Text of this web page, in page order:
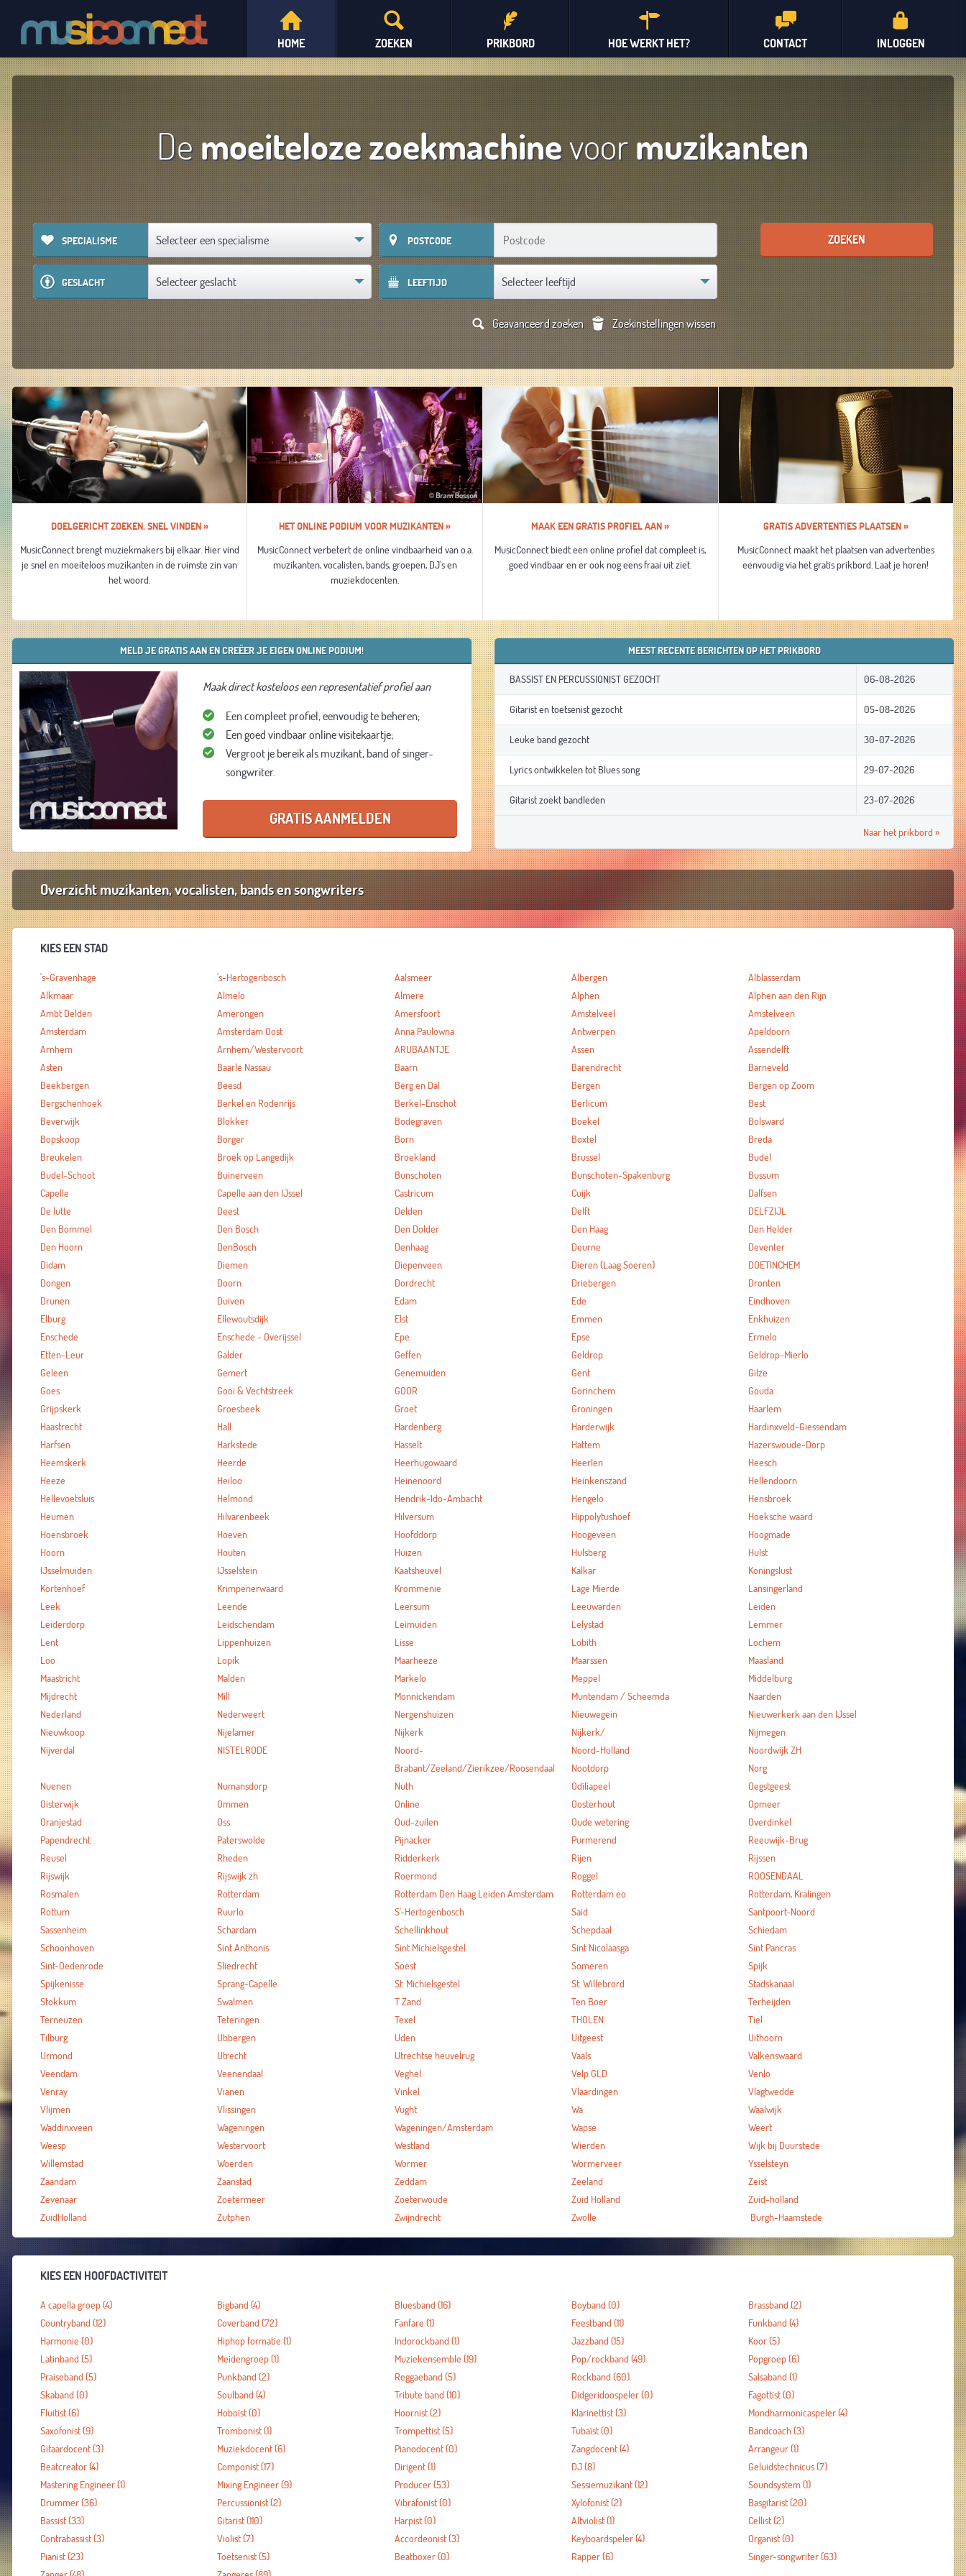
INLOGGEN
CONTACT
HOE WERKT HET?
PRIKBORD
ZOEKEN
HOME
Demoeiteloze zoekmachinevoormuzikanten
SPECIALISME Selecteer een specialisme POSTCODE
GESLACHT Selecteer geslacht LEEFTIJD Selecteer leeftijd
Zoekinstellingen wissen
Geavanceerd zoeken
DOELGERICHT ZOEKEN, SNEL VINDEN »
MusicConnect brengt muziekmakers bij elkaar. Hier vind
je snel en moeiteloos muzikanten in de ruimste zin van
het woord.
HET ONLINE PODIUM VOOR MUZIKANTEN »
MusicConnect verbetert de online vindbaarheid van o.a.
muzikanten, vocalisten, bands, groepen, DJ's en
muziekdocenten.
MAAK EEN GRATIS PROFIEL AAN »
MusicConnect biedt een online profiel dat compleet is,
goed vindbaar en er ook nog eens fraai uit ziet.
GRATIS ADVERTENTIES PLAATSEN »
MusicConnect maakt het plaatsen van advertenties
eenvoudig via het gratis prikbord. Laat je horen!
MELD JE GRATIS AAN EN CREËER JE EIGEN ONLINE PODIUM!
Maak direct kosteloos een representatief profiel aan
Een compleet profiel, eenvoudig te beheren;
Een goed vindbaar online visitekaartje;
Vergroot je bereik als muzikant, band of singer-
songwriter.
GRATIS AANMELDEN
MEEST RECENTE BERICHTEN OP HET PRIKBORD
BASSIST EN PERCUSSIONIST GEZOCHT 06-08-2026
Gitarist en toetsenist gezocht 05-08-2026
Leuke band gezocht 30-07-2026
Lyrics ontwikkelen tot Blues song 29-07-2026
Gitarist zoekt bandleden 23-07-2026
Naar het prikbord »
Overzicht muzikanten, vocalisten, bands en songwriters
KIES EEN STAD
's-Gravenhage 's-Hertogenbosch Aalsmeer Albergen
Alblasserdam
Alkmaar
Almelo Almere Alphen
Alphen aan den Rijn
Ambt Delden
Amerongen Amersfoort Amstelveel
Amstelveen
Amsterdam
Amsterdam Oost Anna Paulowna Antwerpen
Apeldoorn
Arnhem
Arnhem/Westervoort ARUBAANTJE Assen
Assendelft
Asten
Baarle Nassau Baarn Barendrecht
Barneveld
Beekbergen
Beesd Berg en Dal Bergen
Bergen op Zoom
Bergschenhoek
Berkel en Rodenrijs Berkel-Enschot Berlicum
Best
Beverwijk
Blokker Bodegraven Boekel
Bolsward
Bopskoop
Borger Born Boxtel
Breda
Breukelen
Broek op Langedijk Broekland Brussel
Budel
Budel-Schoot
Buinerveen Bunschoten Bunschoten-Spakenburg
Bussum
Capelle
Capelle aan den IJssel Castricum Cuijk
Dalfsen
De lutte
Deest Delden Delft
DELFZIJL
Den Bommel
Den Bosch Den Dolder Den Haag
Den Helder
Den Hoorn
DenBosch Denhaag Deurne
Deventer
Didam
Diemen Diepenveen Dieren (Laag Soeren)
DOETINCHEM
Dongen
Doorn Dordrecht Driebergen
Dronten
Drunen
Duiven Edam Ede
Eindhoven
Elburg
Ellewoutsdijk Elst Emmen
Enkhuizen
Enschede
Enschede - Overijssel Epe Epse
Ermelo
Etten-Leur
Galder Geffen Geldrop
Geldrop-Mierlo
Geleen
Gemert Genemuiden Gent
Gilze
Goes
Gooi & Vechtstreek GOOR Gorinchem
Gouda
Grijpskerk
Groesbeek Groet Groningen
Haarlem
Haastrecht
Hall Hardenberg Harderwijk
Hardinxveld-Giessendam
Harfsen
Harkstede Hasselt Hattem
Hazerswoude-Dorp
Heemskerk
Heerde Heerhugowaard Heerlen
Heesch
Heeze
Heiloo Heinenoord Heinkenszand
Hellendoorn
Hellevoetsluis
Helmond Hendrik-Ido-Ambacht Hengelo
Hensbroek
Heumen
Hilvarenbeek Hilversum Hippolytushoef
Hoeksche waard
Hoensbroek
Hoeven Hoofddorp Hoogeveen
Hoogmade
Hoorn
Houten Huizen Hulsberg
Hulst
IJsselmuiden
IJsselstein Kaatsheuvel Kalkar
Koningslust
Kortenhoef
Krimpenerwaard Krommenie Lage Mierde
Lansingerland
Leek
Leende Leersum Leeuwarden
Leiden
Leiderdorp
Leidschendam Leimuiden Lelystad
Lemmer
Lent
Lippenhuizen Lisse Lobith
Lochem
Loo
Lopik Maarheeze Maarssen
Maasland
Maastricht
Malden Markelo Meppel
Middelburg
Mijdrecht
Mill Monnickendam Muntendam / Scheemda
Naarden
Nederland
Nederweert Nergenshuizen Nieuwegein
Nieuwerkerk aan den IJssel
Nieuwkoop
Nijelamer Nijkerk Nijkerk/
Nijmegen
Nijverdal
NISTELRODE
Noord-
Brabant/Zeeland/Zierikzee/Roosendaal
Noord-Holland
Noordwijk ZH
Nootdorp
Norg
Nuenen
Numansdorp Nuth Odiliapeel
Oegstgeest
Oisterwijk
Ommen Online Oosterhout
Opmeer
Oranjestad
Oss Oud-zuilen Oude wetering
Overdinkel
Papendrecht
Paterswolde Pijnacker Purmerend
Reeuwijk-Brug
Reusel
Rheden Ridderkerk Rijen
Rijssen
Rijswijk
Rijswijk zh Roermond Roggel
ROOSENDAAL
Rosmalen
Rotterdam Rotterdam Den Haag Leiden Amsterdam Rotterdam eo
Rotterdam, Kralingen
Rottum
Ruurlo S'-Hertogenbosch Said
Santpoort-Noord
Sassenheim
Schardam Schellinkhout Schepdaal
Schiedam
Schoonhoven
Sint Anthonis Sint Michielsgestel Sint Nicolaasga
Sint Pancras
Sint-Oedenrode
Sliedrecht Soest Someren
Spijk
Spijkenisse
Sprang-Capelle St. Michielsgestel St. Willebrord
Stadskanaal
Stokkum
Swalmen T Zand Ten Boer
Terheijden
Terneuzen
Teteringen Texel THOLEN
Tiel
Tilburg
Ubbergen Uden Uitgeest
Uithoorn
Urmond
Utrecht Utrechtse heuvelrug Vaals
Valkenswaard
Veendam
Veenendaal Veghel Velp GLD
Venlo
Venray
Vianen Vinkel Vlaardingen
Vlagtwedde
Vlijmen
Vlissingen Vught Wa
Waalwijk
Waddinxveen
Wageningen Wageningen/Amsterdam Wapse
Weert
Weesp
Westervoort Westland Wierden
Wijk bij Duurstede
Willemstad
Woerden Wormer Wormerveer
Ysselsteyn
Zaandam
Zaanstad Zeddam Zeeland
Zeist
Zevenaar
Zoetermeer Zoeterwoude Zuid Holland
Zuid-holland
ZuidHolland
Zutphen Zwijndrecht Zwolle Burgh-Haamstede
KIES EEN HOOFDACTIVITEIT
A capella groep(4) Bigband (4) Bluesband (16) Boyband (0) Brassband (2)
Countryband (12) Coverband (72) Fanfare (1) Feestband (11) Funkband (4)
Harmonie (0) Hiphop formatie (1) Indorockband (1) Jazzband (15) Koor(5)
Latinband (5) Meidengroep(1) Muziekensemble (19) Pop/rockband (49) Popgroep(6)
Praiseband (5) Punkband (2) Reggaeband (5) Rockband (60) Salsaband (1)
Skaband (0) Soulband (4) Tribute band (10) Didgeridoospeler(0) Fagottist(0)
Fluitist(6) Hoboïst(0) Hoornist(2) Klarinettist(3) Mondharmonicaspeler(4)
Saxofonist(9) Trombonist(1) Trompettist(5) Tubaïst(0) Bandcoach(3)
Gitaardocent(3) Muziekdocent(6) Pianodocent(0) Zangdocent(4) Arrangeur(1)
Beatcreator(4) Componist(17) Dirigent(1) DJ(8) Geluidstechnicus(7)
Mastering Engineer(1) Mixing Engineer(9) Producer(53) Sessiemuzikant(12) Soundsystem(1)
Drummer(36) Percussionist(2) Vibrafonist(0) Xylofonist(2) Basgitarist(20)
Bassist(33) Gitarist(110) Harpist(0) Altviolist(1) Cellist(2)
Contrabassist(3) Violist(7) Accordeonist(3) Keyboardspeler(4) Organist(0)
Pianist(23) Toetsenist(5) Beatboxer(0) Rapper(6) Singer-songwriter(63)